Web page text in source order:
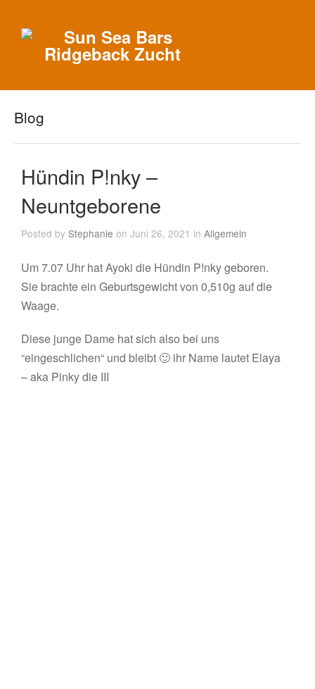
Blog
Hündin P!nky –
Neuntgeborene
Posted byStephanie on Juni 26, 2021 inAllgemein
Um 7.07 Uhr hat Ayoki die Hündin P!nky geboren.
Sie brachte ein Geburtsgewicht von 0,510g auf die
Waage.
Diese junge Dame hat sich also bei uns
“eingeschlichen“ und bleibt 🙂 ihr Name lautet Elaya
– aka Pinky die III